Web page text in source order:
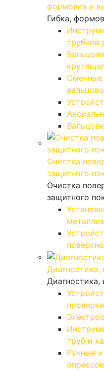
формовка и
Гибка,
трубной
Сменные
Очистка
защитного
Очистка
защитного
Диагностика,
Диагностика,
труб и
Ручные